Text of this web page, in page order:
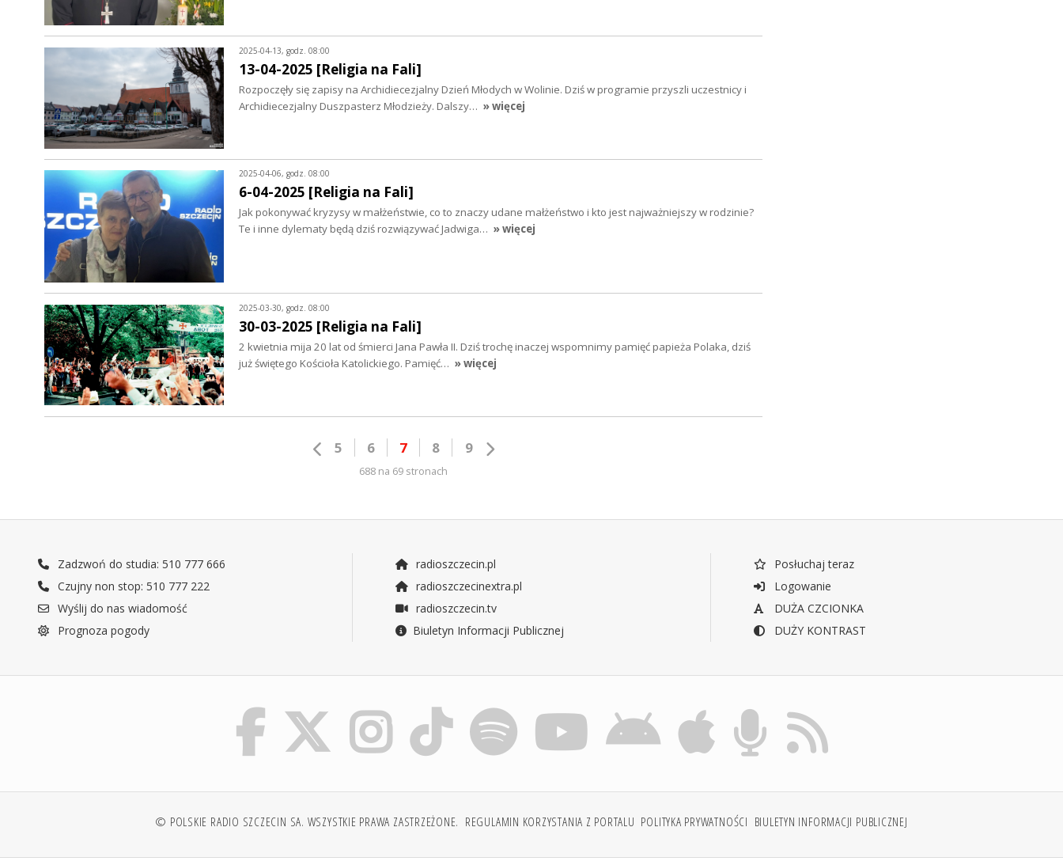
2025-04-13, godz. 08:00
13-04-2025 [Religia na Fali]
Rozpoczęły się zapisy na Archidiecezjalny Dzień Młodych w Wolinie. Dziś w programie przyszli uczestnicy i
Archidiecezjalny Duszpasterz Młodzieży. Dalszy… » więcej
2025-04-06, godz. 08:00
6-04-2025 [Religia na Fali]
Jak pokonywać kryzysy w małżeństwie, co to znaczy udane małżeństwo i kto jest najważniejszy w rodzinie?
Te i inne dylematy będą dziś rozwiązywać Jadwiga… » więcej
2025-03-30, godz. 08:00
30-03-2025 [Religia na Fali]
2 kwietnia mija 20 lat od śmierci Jana Pawła II. Dziś trochę inaczej wspomnimy pamięć papieża Polaka, dziś
już świętego Kościoła Katolickiego. Pamięć… » więcej
5 6 7 8 9
688 na 69 stronach
Zadzwoń do studia: 510 777 666
Czujny non stop: 510 777 222
Wyślij do nas wiadomość
Prognoza pogody
radioszczecin.pl
radioszczecinextra.pl
radioszczecin.tv
Biuletyn Informacji Publicznej
Posłuchaj teraz
Logowanie
DUŻA CZCIONKA
DUŻY KONTRAST
© POLSKIE RADIO SZCZECIN SA. WSZYSTKIE PRAWA ZASTRZEŻONE. REGULAMIN KORZYSTANIA Z PORTALU POLITYKA PRYWATNOŚCI BIULETYN INFORMACJI PUBLICZNEJ